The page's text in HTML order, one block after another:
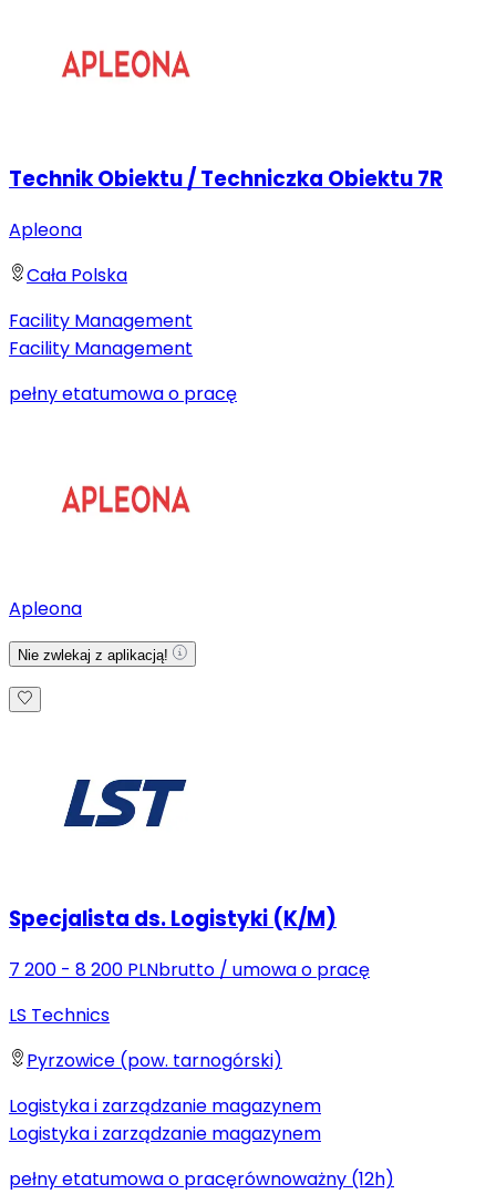
Technik Obiektu / Techniczka Obiektu 7R
Apleona
Cała Polska
Facility Management
Facility Management
pełny etatumowa o pracę
Apleona
Nie zwlekaj z aplikacją!
Specjalista ds. Logistyki (K/M)
7 200 - 8 200 PLNbrutto / umowa o pracę
LS Technics
Pyrzowice (pow. tarnogórski)
Logistyka i zarządzanie magazynem
Logistyka i zarządzanie magazynem
pełny etatumowa o pracęrównoważny (12h)